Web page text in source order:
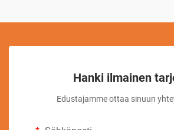
Hanki ilmainen
Edustajamme ottaa sinuun